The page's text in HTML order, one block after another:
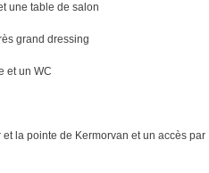
une table de salon
grand dressing
et un WC
la pointe de Kermorvan et un accès par